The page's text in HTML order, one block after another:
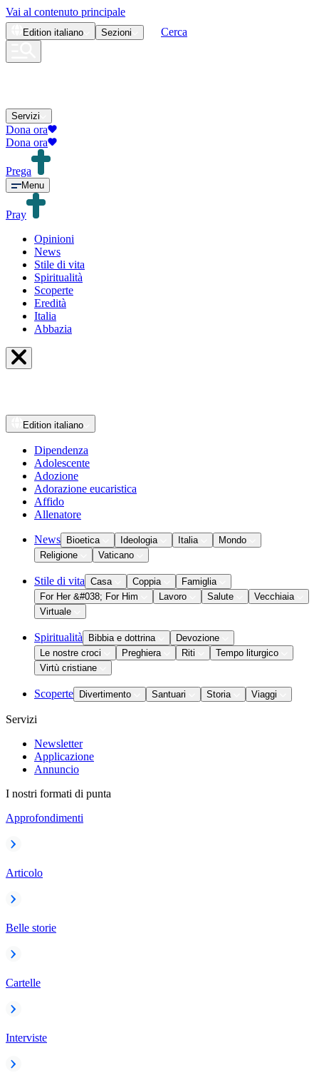
Vai al contenuto principale
Edition italiano Sezioni Cerca
Servizi
Dona ora
Dona ora
Prega
Menu
Pray
Opinioni
News
Stile di vita
Spiritualità
Scoperte
Eredità
Italia
Abbazia
Edition italiano
Dipendenza
Adolescente
Adozione
Adorazione eucaristica
Affido
Allenatore
News Bioetica Ideologia Italia
Mondo
Religione
Vaticano
Stile di vita Casa Coppia
Famiglia
For Her &#038; For Him
Lavoro Salute
Vecchiaia
Virtuale
Spiritualità Bibbia e dottrina
Devozione
Le nostre croci
Preghiera Riti
Tempo liturgico
Virtù cristiane
Scoperte Divertimento Santuari Storia Viaggi
Servizi
Newsletter
Applicazione
Annuncio
I nostri formati di punta
Approfondimenti
Articolo
Belle storie
Cartelle
Interviste